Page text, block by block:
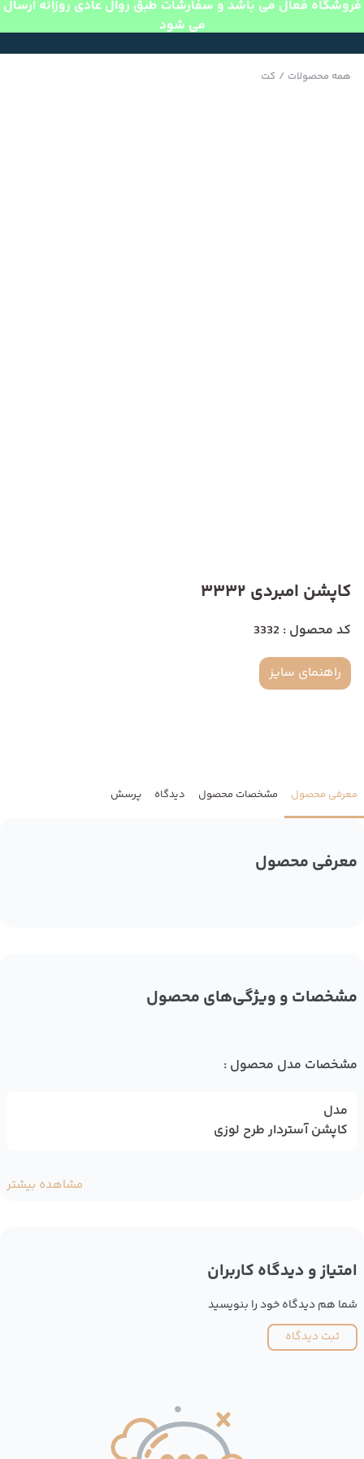
فروشگاه فعال می باشد و سفارشات طبق روال عادی روزانه ارسال
می شود
همه محصولات / کت
کاپشن امبردی 3332
کد محصول : 3332
راهنمای سایز
معرفی محصول مشخصات محصول دیدگاه پرسش
معرفی محصول
مشخصات و ویژگی‌های محصول
مشخصات مدل محصول :
مدل
کاپشن آستردار طرح لوزی
مشاهده بیشتر
امتیاز و دیدگاه کاربران
شما هم دیدگاه خود را بنویسید
ثبت دیدگاه